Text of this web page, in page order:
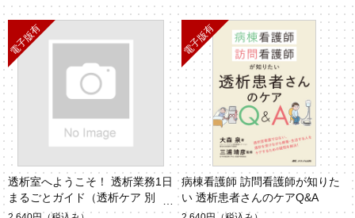
透析室へようこそ！ 透析業務1日
まるごとガイド（透析ケア 別
冊）
病棟看護師 訪問看護師が知りた
い 透析患者さんのケアQ&A